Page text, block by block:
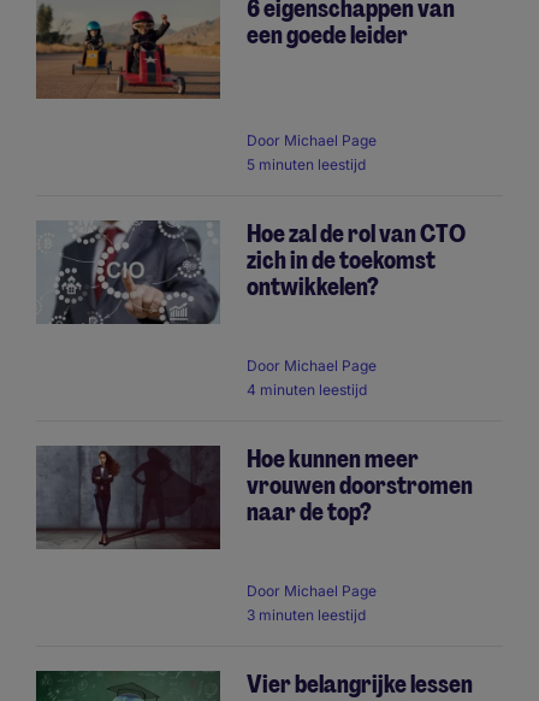
6 eigenschappen van
een goede leider
Door Michael Page
5 minuten leestijd
Hoe zal de rol van CTO
zich in de toekomst
ontwikkelen?
Door Michael Page
4 minuten leestijd
Hoe kunnen meer
vrouwen doorstromen
naar de top?
Door Michael Page
3 minuten leestijd
Vier belangrijke lessen